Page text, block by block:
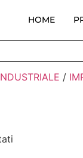
HOME
/